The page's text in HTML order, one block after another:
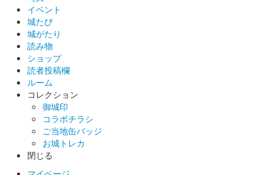
イベント
城たび
城がたり
読み物
ショップ
読者投稿欄
ルーム
コレクション
御城印
コラボチラシ
ご当地缶バッジ
お城トレカ
閉じる